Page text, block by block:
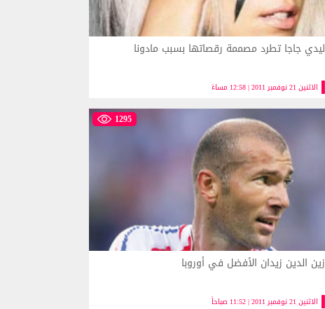
الاثنين 21 نوفمبر 2011 | 12:58 مساءً
ليدي جاجا تطرد مصممة رقصاتها بسبب مادونا
1295
الاثنين 21 نوفمبر 2011 | 11:52 صباحاً
زين الدين زيدان الأفضل في أوروبا